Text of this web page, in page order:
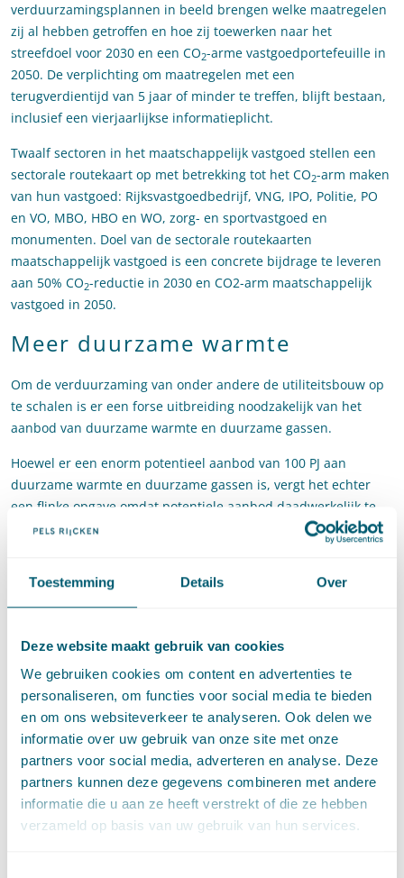
Toestemming Details Over
Deze website maakt gebruik van cookies
We gebruiken cookies om content en advertenties te
personaliseren, om functies voor social media te bieden
en om ons websiteverkeer te analyseren. Ook delen we
informatie over uw gebruik van onze site met onze
partners voor social media, adverteren en analyse. Deze
partners kunnen deze gegevens combineren met andere
informatie die u aan ze heeft verstrekt of die ze hebben
verzameld op basis van uw gebruik van hun services.
verduurzamingsplannen in beeld brengen welke maatregelen
zij al hebben getroffen en hoe zij toewerken naar het
streefdoel voor 2030 en een CO2-arme vastgoedportefeuille in
2050. De verplichting om maatregelen met een
terugverdientijd van 5 jaar of minder te treffen, blijft bestaan,
inclusief een vierjaarlijkse informatieplicht.
Twaalf sectoren in het maatschappelijk vastgoed stellen een
sectorale routekaart op met betrekking tot het CO2-arm maken
van hun vastgoed: Rijksvastgoedbedrijf, VNG, IPO, Politie, PO
en VO, MBO, HBO en WO, zorg- en sportvastgoed en
monumenten. Doel van de sectorale routekaarten
maatschappelijk vastgoed is een concrete bijdrage te leveren
aan 50% CO2-reductie in 2030 en CO2-arm maatschappelijk
vastgoed in 2050.
Meer duurzame warmte
Om de verduurzaming van onder andere de utiliteitsbouw op
te schalen is er een forse uitbreiding noodzakelijk van het
aanbod van duurzame warmte en duurzame gassen.
Hoewel er een enorm potentieel aanbod van 100 PJ aan
duurzame warmte en duurzame gassen is, vergt het echter
een flinke opgave omdat potentiele aanbod daadwerkelijk te
realiseren. Voor die realisatie zullen innovatie en
kostenreductie van (nieuwe) technieken, implementatie,
Commerciële bedrijven, publieke bedrijven en (mede)
Om de vraag en het aanbod van duurzame warmte en
duurzaam gas in kaart te brengen zullen de regio’s bij het
opstellen van hun Regionale Energie strategie (RES) een
analyse maken van de vraag en het aanbod. Daarenboven
hebben partijen in het Klimaatakkoord afgesproken dat
warmtebedrijven een groei in stadswarmte zullen realiseren
van circa 80.000 woningequivalenten per jaar in 2025 tot en
met 2030, wat zal moeten resulteren in een warmtevraag van